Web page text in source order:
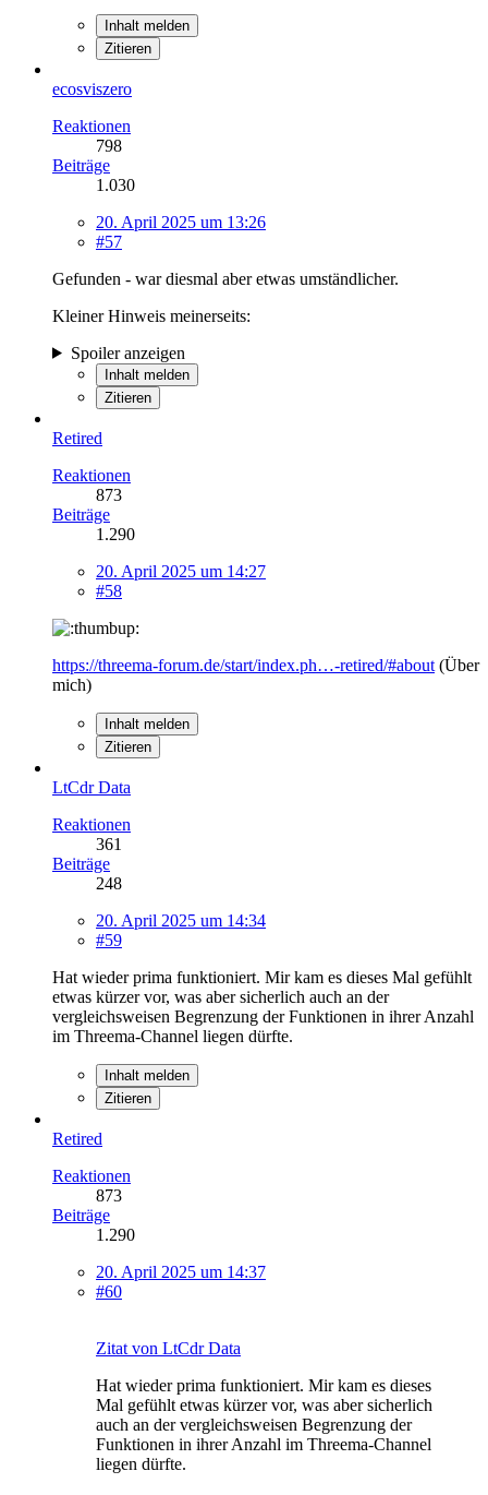
Inhalt melden
Zitieren
ecosviszero
Reaktionen
798
Beiträge
1.030
20. April 2025 um 13:26
#57
Gefunden - war diesmal aber etwas umständlicher.
Kleiner Hinweis meinerseits:
Spoiler anzeigen
Inhalt melden
Zitieren
Retired
Reaktionen
873
Beiträge
1.290
20. April 2025 um 14:27
#58
https://threema-forum.de/start/index.ph…-retired/#about (Über
mich)
Inhalt melden
Zitieren
LtCdr Data
Reaktionen
361
Beiträge
248
20. April 2025 um 14:34
#59
Hat wieder prima funktioniert. Mir kam es dieses Mal gefühlt
etwas kürzer vor, was aber sicherlich auch an der
vergleichsweisen Begrenzung der Funktionen in ihrer Anzahl
im Threema-Channel liegen dürfte.
Inhalt melden
Zitieren
Retired
Reaktionen
873
Beiträge
1.290
20. April 2025 um 14:37
#60
Zitat von LtCdr Data
Hat wieder prima funktioniert. Mir kam es dieses
Mal gefühlt etwas kürzer vor, was aber sicherlich
auch an der vergleichsweisen Begrenzung der
Funktionen in ihrer Anzahl im Threema-Channel
liegen dürfte.